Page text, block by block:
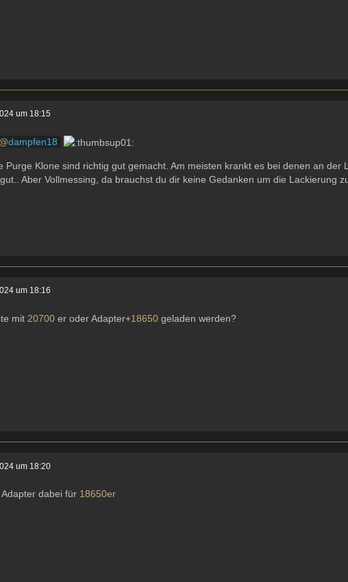
um 18:15
dampfen18
Purge Klone sind richtig gut gemacht. Am meisten krankt es bei denen an der
Aber Vollmessing, da brauchst du dir keine Gedanken um die Lackierung
um 18:16
mit 20700 er oder Adapter+18650 geladen werden?
um 18:20
Adapter dabei für 18650er